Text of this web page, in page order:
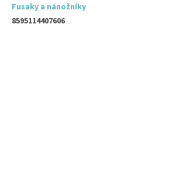
Fusaky a nánožníky
8595114407606